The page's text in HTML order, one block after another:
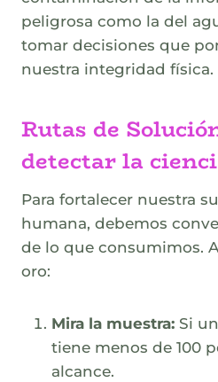
peligrosa como la del
tomar decisiones que
nuestra integridad física.
Rutas de
detectar la
Para fortalecer nuestra
humana, debemos
de lo que consumimos.
oro:
Mira la muestra: Si
tiene menos de 100
alcance.